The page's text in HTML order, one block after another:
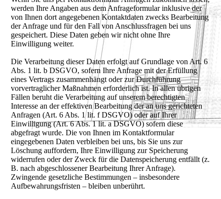
werden Ihre Angaben aus dem Anfrageformular inklusive der
von Ihnen dort angegebenen Kontaktdaten zwecks Bearbeitung
der Anfrage und für den Fall von Anschlussfragen bei uns
gespeichert. Diese Daten geben wir nicht ohne Ihre
Einwilligung weiter.
Die Verarbeitung dieser Daten erfolgt auf Grundlage von Art. 6
Abs. 1 lit. b DSGVO, sofern Ihre Anfrage mit der Erfüllung
eines Vertrags zusammenhängt oder zur Durchführung
vorvertraglicher Maßnahmen erforderlich ist. In allen übrigen
Fällen beruht die Verarbeitung auf unserem berechtigten
Interesse an der effektiven Bearbeitung der an uns gerichteten
Anfragen (Art. 6 Abs. 1 lit. f DSGVO) oder auf Ihrer
Einwilligung (Art. 6 Abs. 1 lit. a DSGVO) sofern diese
abgefragt wurde. Die von Ihnen im Kontaktformular
eingegebenen Daten verbleiben bei uns, bis Sie uns zur
Löschung auffordern, Ihre Einwilligung zur Speicherung
widerrufen oder der Zweck für die Datenspeicherung entfällt (z.
B. nach abgeschlossener Bearbeitung Ihrer Anfrage).
Zwingende gesetzliche Bestimmungen – insbesondere
Aufbewahrungsfristen – bleiben unberührt.